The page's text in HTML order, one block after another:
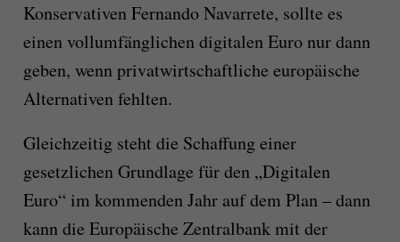
Konservativen Fernando Navarrete, sollte es
einen vollumfänglichen digitalen Euro nur dann
geben, wenn privatwirtschaftliche europäische
Alternativen fehlten.
Gleichzeitig steht die Schaffung einer
gesetzlichen Grundlage für den „Digitalen
Euro“ im kommenden Jahr auf dem Plan – dann
kann die Europäische Zentralbank mit der